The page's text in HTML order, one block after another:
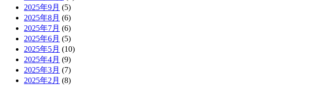
2025年9月 (5)
2025年8月 (6)
2025年7月 (6)
2025年6月 (5)
2025年5月 (10)
2025年4月 (9)
2025年3月 (7)
2025年2月 (8)